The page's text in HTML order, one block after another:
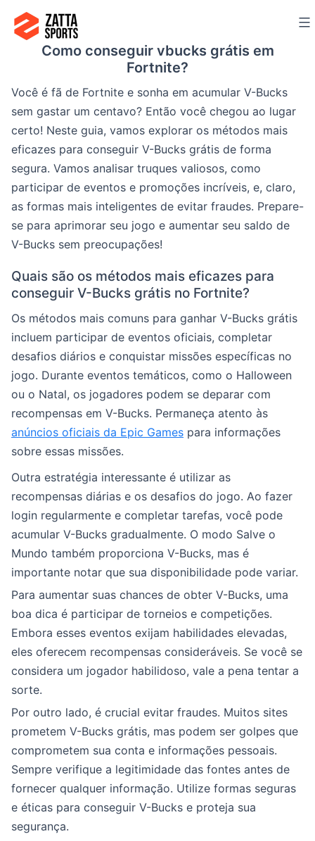
para
Como conseguir vbucks grátis em
Fortnite?
Você é fã de Fortnite e sonha em acumular V-Bucks
sem gastar um centavo? Então você chegou ao lugar
certo! Neste guia, vamos explorar os métodos mais
eficazes para conseguir V-Bucks grátis de forma
segura. Vamos analisar truques valiosos, como
participar de eventos e promoções incríveis, e, claro,
as formas mais inteligentes de evitar fraudes. Prepare-
se para aprimorar seu jogo e aumentar seu saldo de
V-Bucks sem preocupações!
Quais são os métodos mais eficazes para
conseguir V-Bucks grátis no Fortnite?
Os métodos mais comuns para ganhar V-Bucks grátis
incluem participar de eventos oficiais, completar
desafios diários e conquistar missões específicas no
jogo. Durante eventos temáticos, como o Halloween
ou o Natal, os jogadores podem se deparar com
recompensas em V-Bucks. Permaneça atento às
anúncios oficiais da Epic Games para informações
sobre essas missões.
Outra estratégia interessante é utilizar as
recompensas diárias e os desafios do jogo. Ao fazer
login regularmente e completar tarefas, você pode
acumular V-Bucks gradualmente. O modo Salve o
Mundo também proporciona V-Bucks, mas é
importante notar que sua disponibilidade pode variar.
Para aumentar suas chances de obter V-Bucks, uma
boa dica é participar de torneios e competições.
Embora esses eventos exijam habilidades elevadas,
eles oferecem recompensas consideráveis. Se você se
considera um jogador habilidoso, vale a pena tentar a
sorte.
Por outro lado, é crucial evitar fraudes. Muitos sites
prometem V-Bucks grátis, mas podem ser golpes que
comprometem sua conta e informações pessoais.
Sempre verifique a legitimidade das fontes antes de
fornecer qualquer informação. Utilize formas seguras
e éticas para conseguir V-Bucks e proteja sua
segurança.